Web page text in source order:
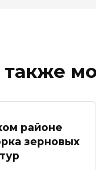
районе
зерновых